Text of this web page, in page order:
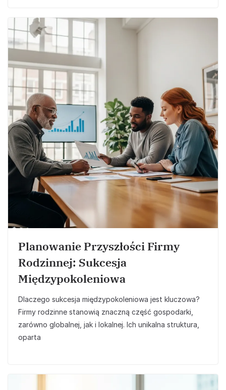
Planowanie Przyszłości Firmy
Rodzinnej: Sukcesja
Międzypokoleniowa
Dlaczego sukcesja międzypokoleniowa jest kluczowa?
Firmy rodzinne stanowią znaczną część gospodarki,
zarówno globalnej, jak i lokalnej. Ich unikalna struktura,
oparta